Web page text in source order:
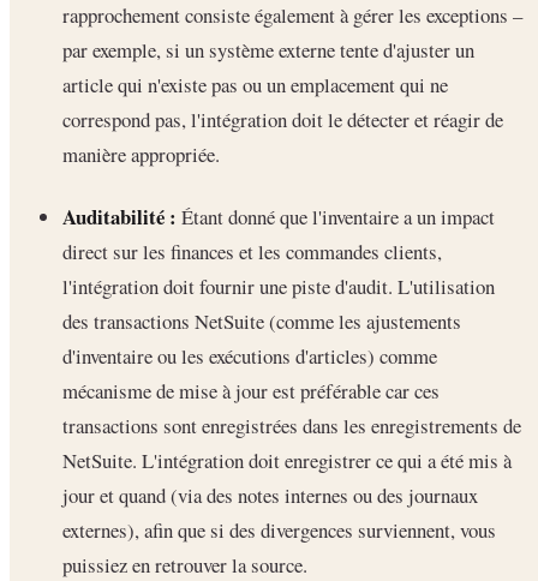
rapprochement consiste également à gérer les exceptions –
par exemple, si un système externe tente d'ajuster un
article qui n'existe pas ou un emplacement qui ne
correspond pas, l'intégration doit le détecter et réagir de
manière appropriée.
Auditabilité : Étant donné que l'inventaire a un impact
direct sur les finances et les commandes clients,
l'intégration doit fournir une piste d'audit. L'utilisation
des transactions NetSuite (comme les ajustements
d'inventaire ou les exécutions d'articles) comme
mécanisme de mise à jour est préférable car ces
transactions sont enregistrées dans les enregistrements de
NetSuite. L'intégration doit enregistrer ce qui a été mis à
jour et quand (via des notes internes ou des journaux
externes), afin que si des divergences surviennent, vous
puissiez en retrouver la source.